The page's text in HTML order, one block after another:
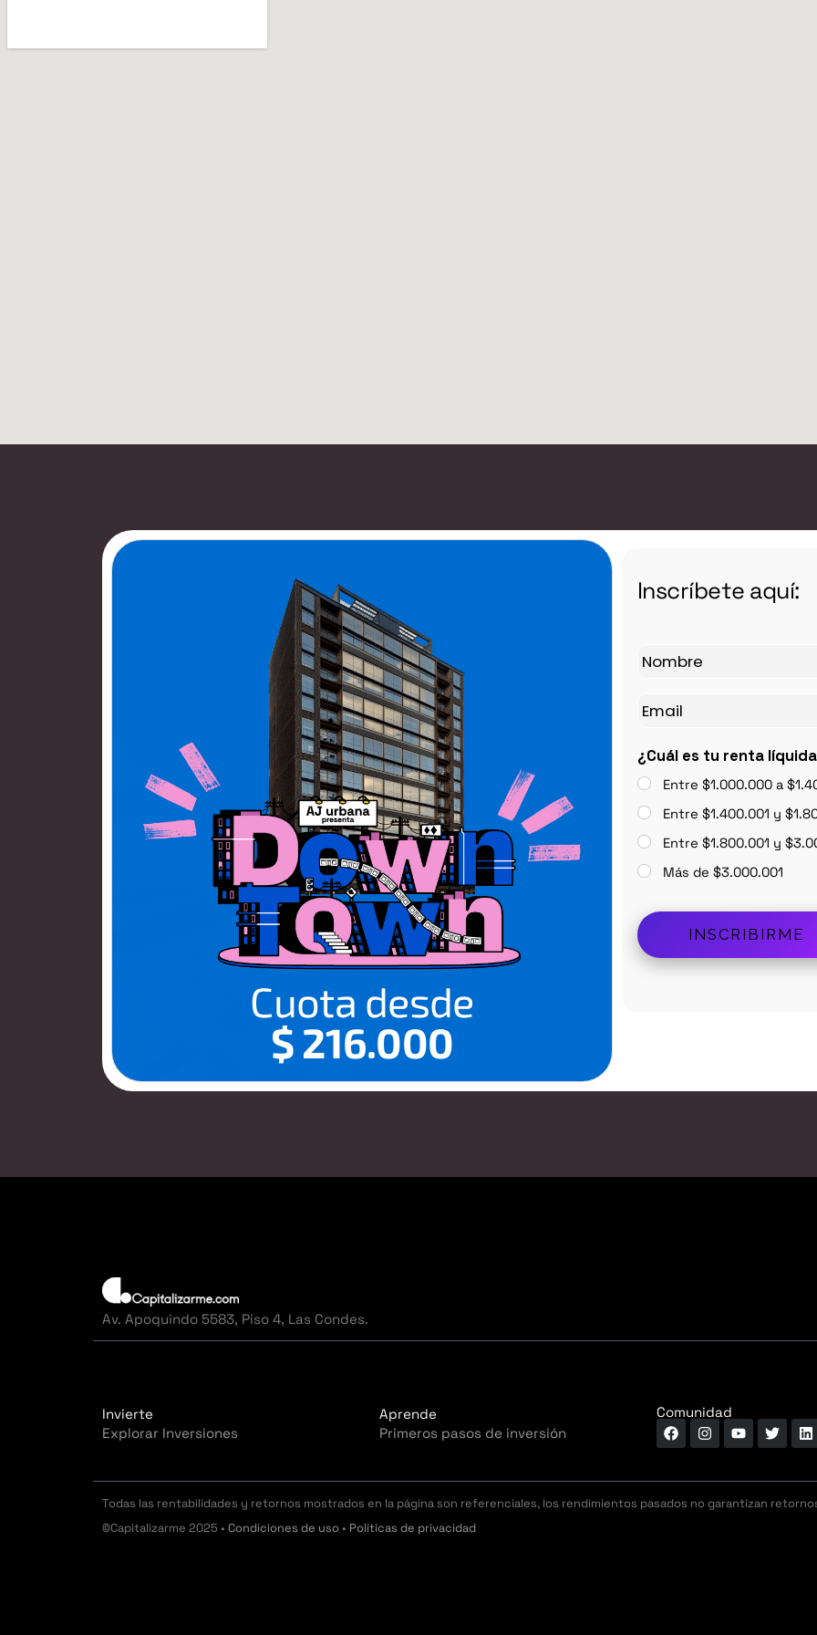
Cuota desde
$ 216.000
Inscríbete aquí:
¿Cuál es tu renta
Entre $1.000.000 a
Entre $1.400.001 y
Entre $1.800.001 y
Más de $3.000.001
Av. Apoquindo 5583, Piso 4, Las Condes.
Invierte
Explorar Inversiones
Aprende
Primeros pasos de inversión
Comunidad
Todas las rentabilidades y retornos mostrados en la página son referenciales, los rendimientos pasados no garantizan
©Capitalizarme 2025 • Condiciones de uso • Políticas de privacidad